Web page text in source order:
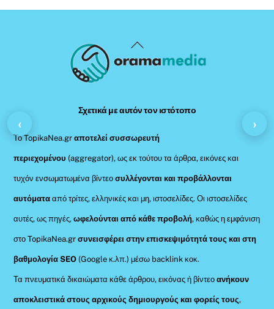
Back
To
Σχετικά με αυτόν τον ιστότοπο
Το TopikaNea.grαποτελεί συσσωρευτή
περιεχομένου (aggregator), ως εκ τούτου τα άρθρα, εικόνες και
τυχόν ενσωματωμένα βίντεοσυλλέγονται και προβάλλονται
αυτόματααπό τρίτες, ελληνικές και μη, ιστοσελίδες. Οι ιστοσελίδες
αυτές, ως πηγές,ωφελούνται από κάθε προβολή, καθώς η εμφάνιση
στο TopikaNea.gr συνεισφέρει στην επισκεψιμότητά τους και στη
βαθμολογία SEO (Google κ.λπ.) μέσω backlink κοκ.
Τα πνευματικά δικαιώματα κάθε άρθρου, εικόνας ή βίντεοανήκουν
αποκλειστικά στους αρχικούς δημιουργούς και φορείς τους,
‹ ›